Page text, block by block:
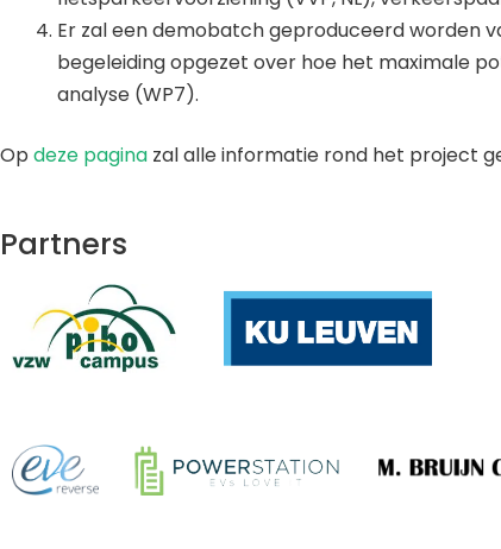
Er zal een demobatch geproduceerd worden
begeleiding opgezet over hoe het maximale
analyse (WP7).
Op deze pagina zal alle informatie rond het project
Partners